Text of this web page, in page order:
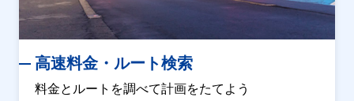
幸浦付近→並木付近
内容
高速料金・ルート検索
料金とルートを調べて計画をたてよう